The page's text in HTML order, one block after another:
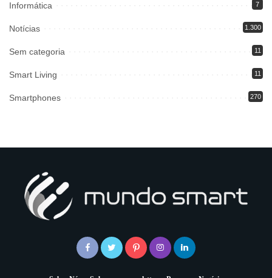
Informática 7
Notícias 1.300
Sem categoria 11
Smart Living 11
Smartphones 270